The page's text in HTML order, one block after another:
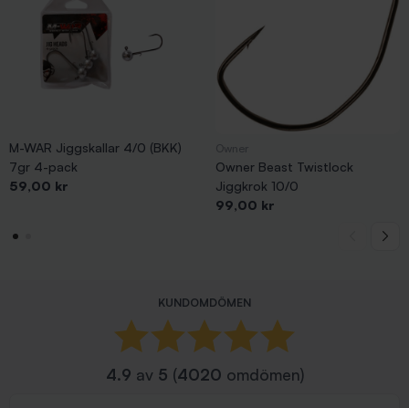
M-WAR Jiggskallar 4/0 (BKK)
7gr 4-pack
Pris
59,00 kr
Owner Beast Twistlock
Jiggkrok 10/0
Pris
99,00 kr
KUNDOMDÖMEN
4.9 av 5 (4020 omdömen)